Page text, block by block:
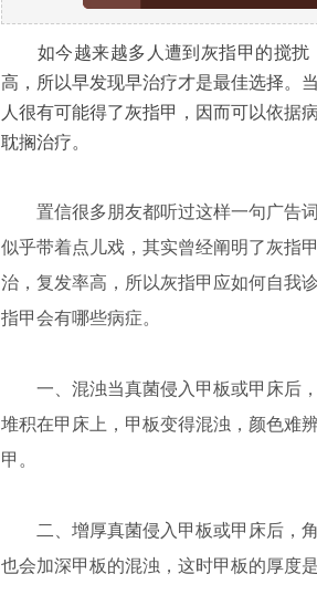
如今越来越多人遭到灰指甲的搅扰
高，所以早发现早治疗才是最佳选择。
人很有可能得了灰指甲，因而可以依据
耽搁治疗。
置信很多朋友都听过这样一句广告词
似乎带着点儿戏，其实曾经阐明了灰指
治，复发率高，所以灰指甲应如何自我
指甲会有哪些病症。
一、混浊当真菌侵入甲板或甲床后，
堆积在甲床上，甲板变得混浊，颜色难
甲。
二、增厚真菌侵入甲板或甲床后，角
也会加深甲板的混浊，这时甲板的厚度